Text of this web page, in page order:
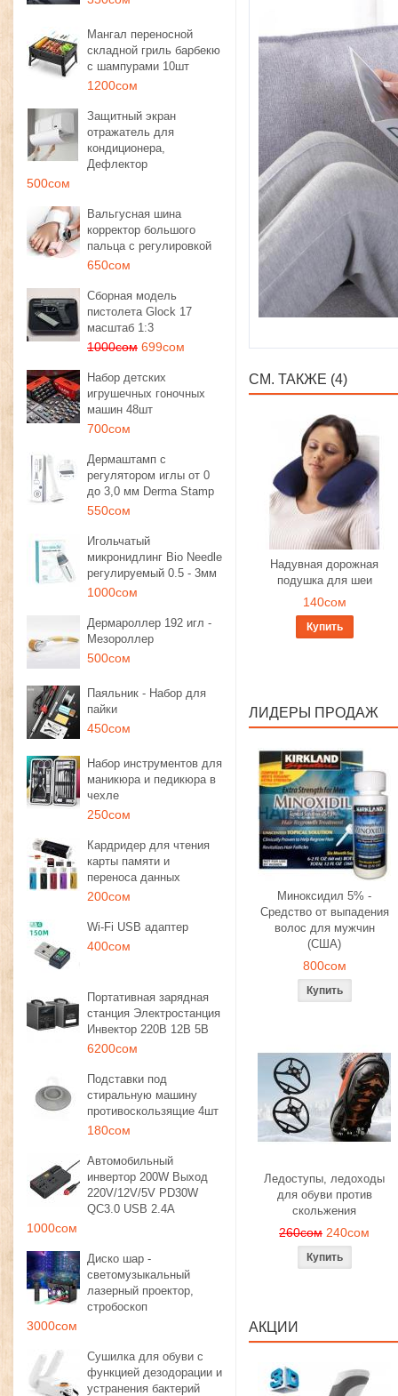
Мангал переносной
складной гриль барбекю
с шампурами 10шт
1200сом
Защитный экран
отражатель для
кондиционера,
Дефлектор
500сом
Вальгусная шина
корректор большого
пальца с регулировкой
650сом
Сборная модель
пистолета Glock 17
масштаб 1:3
1000сом 699сом
Набор детских
игрушечных гоночных
машин 48шт
700сом
Дермаштамп с
регулятором иглы от 0
до 3,0 мм Derma Stamp
550сом
Игольчатый
микронидлинг Bio Needle
регулируемый 0.5 - 3мм
1000сом
Дермароллер 192 игл -
Мезороллер
500сом
Паяльник - Набор для
пайки
450сом
Набор инструментов для
маникюра и педикюра в
чехле
250сом
Кардридер для чтения
карты памяти и
переноса данных
200сом
Wi-Fi USB адаптер
400сом
Портативная зарядная
станция Электростанция
Инвектор 220В 12В 5В
6200сом
Подставки под
стиральную машину
противоскользящие 4шт
180сом
Автомобильный
инвертор 200W Выход
220V/12V/5V PD30W
QC3.0 USB 2.4A
1000сом
Диско шар -
светомузыкальный
лазерный проектор,
стробоскоп
3000сом
Сушилка для обуви с
функцией дезодорации и
устранения бактерий
СМ. ТАКЖЕ (4)
Надувная дорожная
подушка для шеи
140сом
Купить
ЛИДЕРЫ ПРОДАЖ
Миноксидил 5% -
Средство от выпадения
волос для мужчин
(США)
800сом
Ледоступы, ледоходы
для обуви против
скольжения
260сом 240сом
АКЦИИ